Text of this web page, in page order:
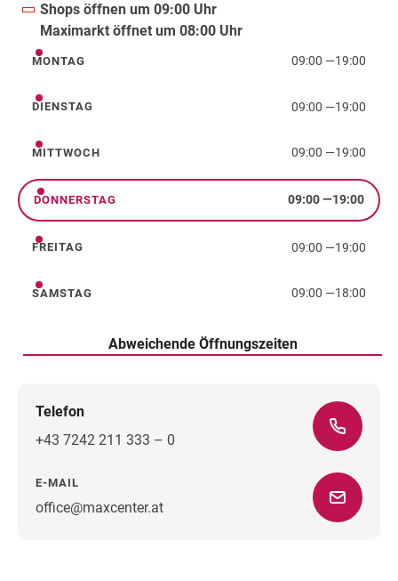
Shops öffnen um 09:00 Uhr
Maximarkt öffnet um 08:00 Uhr
Montag
MONTAG 09:00 —19:00
Dienstag
DIENSTAG 09:00 —19:00
Mittwoch
MITTWOCH 09:00 —19:00
Donnerstag
DONNERSTAG 09:00—19:00
Freitag
FREITAG 09:00 —19:00
Samstag
SAMSTAG 09:00 —18:00
Abweichende Öffnungszeiten
Telefon
+43 7242 211 333 – 0
E-MAIL
office@maxcenter.atWegbeschreibung